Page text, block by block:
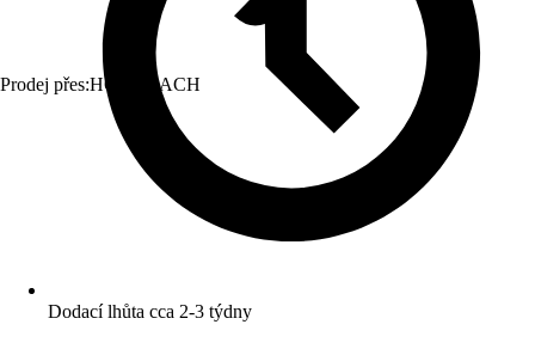
Prodej přes:HORNBACH
Dodací lhůta cca 2-3 týdny